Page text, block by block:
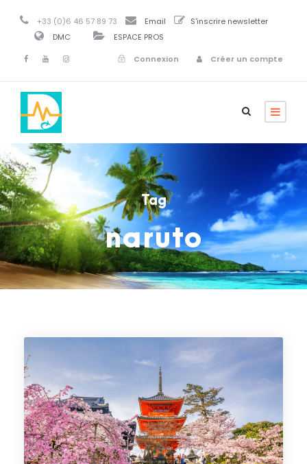
+33 (0)6 46 57 89 73 Email
S'inscrire newsletter
DMC
ESPACE PROS
Connexion
Créer un compte
Tag
naruto